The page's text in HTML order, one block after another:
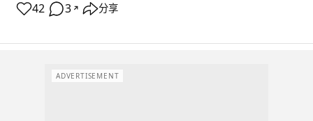
42 3 ↗ 分享
ADVERTISEMENT